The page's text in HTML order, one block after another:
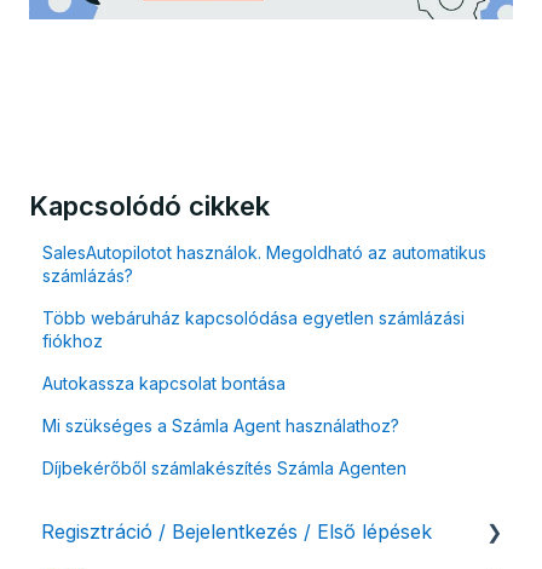
Kapcsolódó cikkek
SalesAutopilotot használok. Megoldható az automatikus
számlázás?
Több webáruház kapcsolódása egyetlen számlázási
fiókhoz
Autokassza kapcsolat bontása
Mi szükséges a Számla Agent használathoz?
Díjbekérőből számlakészítés Számla Agenten
Regisztráció / Bejelentkezés / Első lépések